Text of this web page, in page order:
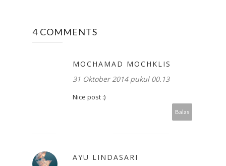
4 COMMENTS
MOCHAMAD MOCHKLIS
31 Oktober 2014 pukul 00.13
Nice post :)
Balas
AYU LINDASARI